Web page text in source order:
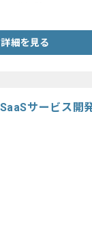
詳細を見る
サービス開